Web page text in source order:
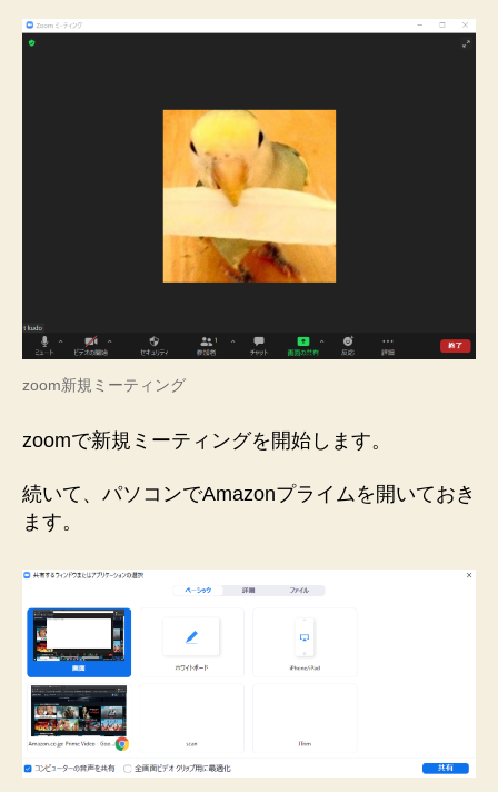
zoom新規ミーティング
zoomで新規ミーティングを開始します。
続いて、パソコンでAmazonプライムを開いておき
ます。